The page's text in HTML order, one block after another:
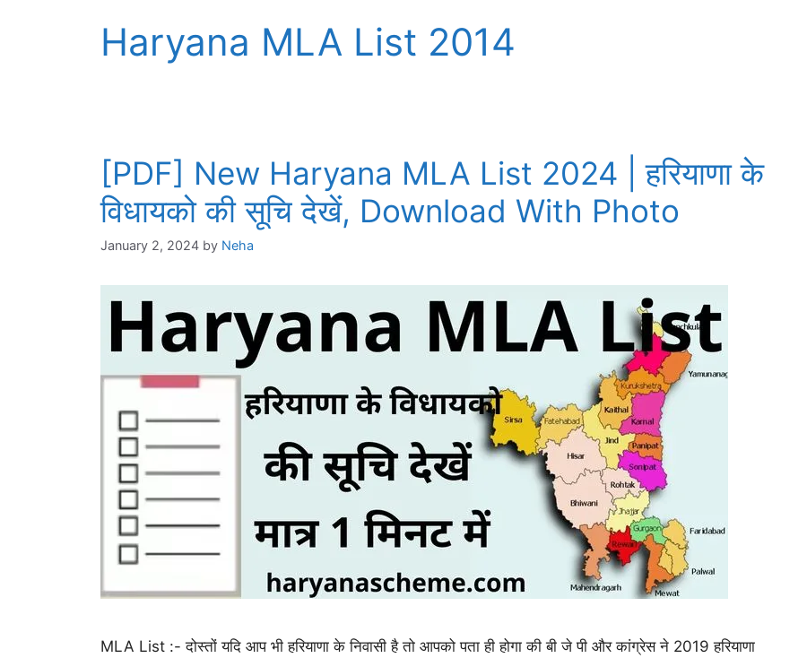
Haryana MLA List 2014
[PDF] New Haryana MLA List 2024 | हरियाणा के
विधायको की सूचि देखें, Download With Photo
January 2, 2024 by Neha
MLA List :- दोस्तों यदि आप भी हरियाणा के निवासी है तो आपको पता ही होगा की बी जे पी और कांग्रेस ने 2019 हरियाणा